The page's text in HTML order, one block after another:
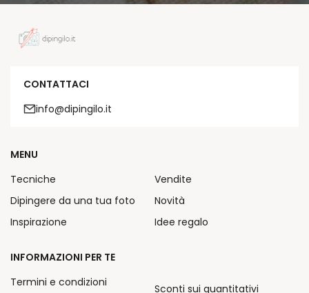
CONTATTACI
info@dipingilo.it
MENU
Tecniche
Dipingere da una tua foto
Inspirazione
Vendite
Novità
Idee regalo
INFORMAZIONI PER TE
Termini e condizioni
Sconti sui quantitativi